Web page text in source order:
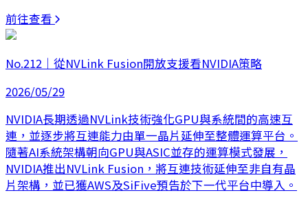
前往查看
No.212｜從NVLink Fusion開放支援看NVIDIA策略
2026/05/29
NVIDIA長期透過NVLink技術強化GPU與系統間的高速互
連，並逐步將互連能力由單一晶片延伸至整體運算平台。
隨著AI系統架構朝向GPU與ASIC並存的運算模式發展，
NVIDIA推出NVLink Fusion，將互連技術延伸至非自有晶
片架構，並已獲AWS及SiFive預告於下一代平台中導入。